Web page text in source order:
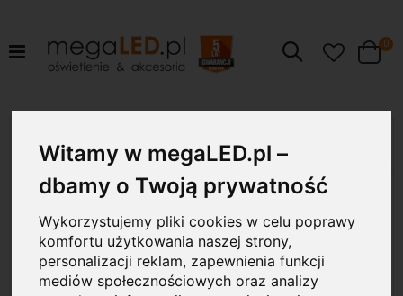
Witamy w megaLED.pl –
dbamy o Twoją prywatność
Wykorzystujemy pliki cookies w celu poprawy
komfortu użytkowania naszej strony,
personalizacji reklam, zapewnienia funkcji
mediów społecznościowych oraz analizy
Szukaj Cart
0
koniec